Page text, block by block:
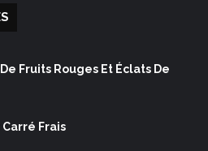
Fruits Rouges Et Éclats De
Frais